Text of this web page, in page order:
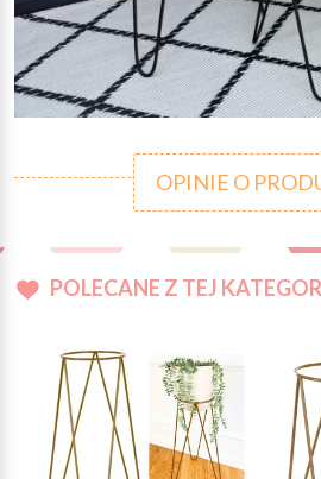
OPINIE O
POLECANE Z TEJ